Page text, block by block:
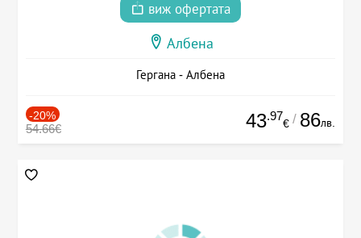
виж офертата
Албена
Гергана - Албена
-20%
54.66€ 43.97
€ / 86лв.